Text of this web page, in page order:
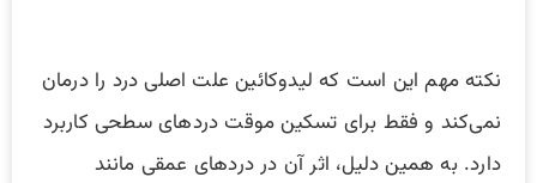
نکته مهم این است که لیدوکائین علت اصلی درد را درمان
نمی‌کند و فقط برای تسکین موقت دردهای سطحی کاربرد
دارد. به همین دلیل، اثر آن در دردهای عمقی مانند